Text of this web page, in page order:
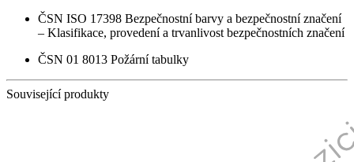
ČSN ISO 17398 Bezpečnostní barvy a bezpečnostní značení
– Klasifikace, provedení a trvanlivost bezpečnostních značení
ČSN 01 8013 Požární tabulky
Související produkty